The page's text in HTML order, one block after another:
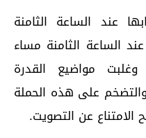
عند الساعة الثامنة
الساعة الثامنة مساء
مواضيع القدرة
والتضخم على هذه الحملة
الامتناع عن التصويت.